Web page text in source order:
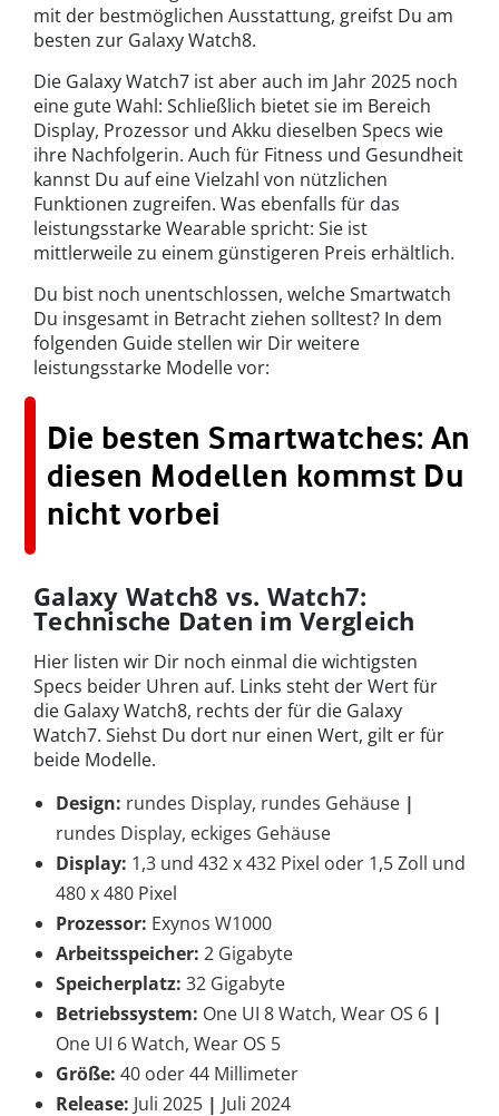
mit der bestmöglichen Ausstattung, greifst Du am
besten zur Galaxy Watch8.
Die Galaxy Watch7 ist aber auch im Jahr 2025 noch
eine gute Wahl: Schließlich bietet sie im Bereich
Display, Prozessor und Akku dieselben Specs wie
ihre Nachfolgerin. Auch für Fitness und Gesundheit
kannst Du auf eine Vielzahl von nützlichen
Funktionen zugreifen. Was ebenfalls für das
leistungsstarke Wearable spricht: Sie ist
mittlerweile zu einem günstigeren Preis erhältlich.
Du bist noch unentschlossen, welche Smartwatch
Du insgesamt in Betracht ziehen solltest? In dem
folgenden Guide stellen wir Dir weitere
leistungsstarke Modelle vor:
Die besten Smartwatches: An
diesen Modellen kommst Du
nicht vorbei
Galaxy Watch8 vs. Watch7:
Technische Daten im Vergleich
Hier listen wir Dir noch einmal die wichtigsten
Specs beider Uhren auf. Links steht der Wert für
die Galaxy Watch8, rechts der für die Galaxy
Watch7. Siehst Du dort nur einen Wert, gilt er für
beide Modelle.
Design: rundes Display, rundes Gehäuse |
rundes Display, eckiges Gehäuse
Display: 1,3 und 432 x 432 Pixel oder 1,5 Zoll und
480 x 480 Pixel
Prozessor: Exynos W1000
Arbeitsspeicher: 2 Gigabyte
Speicherplatz: 32 Gigabyte
Betriebssystem: One UI 8 Watch, Wear OS 6 |
One UI 6 Watch, Wear OS 5
Größe: 40 oder 44 Millimeter
Release: Juli 2025 | Juli 2024